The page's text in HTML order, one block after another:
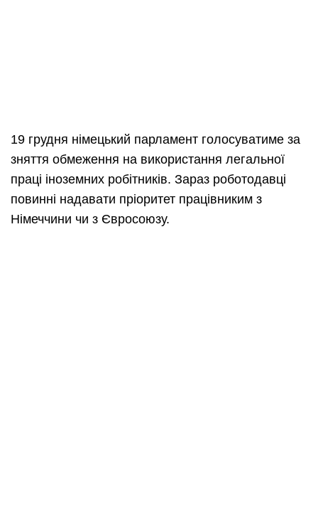
19 грудня німецький парламент голосуватиме за
зняття обмеження на використання легальної
праці іноземних робітників. Зараз роботодавці
повинні надавати пріоритет працівниким з
Німеччини чи з Євросоюзу.